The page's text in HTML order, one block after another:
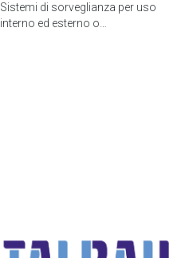
Sistemi di sorveglianza per uso
interno ed esterno o…